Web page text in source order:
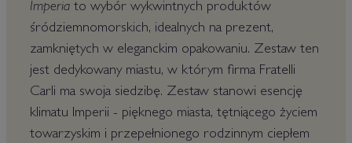
Imperia to wybór wykwintnych produktów
śródziemnomorskich, idealnych na prezent,
zamkniętych w eleganckim opakowaniu. Zestaw ten
jest dedykowany miastu, w którym firma Fratelli
Carli ma swoja siedzibę. Zestaw stanowi esencję
klimatu Imperii - pięknego miasta, tętniącego życiem
towarzyskim i przepełnionego rodzinnym ciepłem